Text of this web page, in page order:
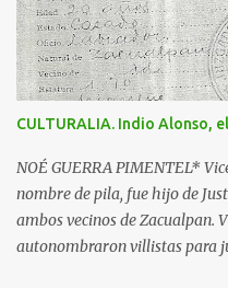
primavera del año de 1522,
españoles, al mando de
principal asentamiento
nativo y mandaron a los jefes
Colima que venían en son de
sitiados, sacrificados y
desconocedores de la
CULTURALIA. Indio Alonso,
NOÉ GUERRA PIMENTEL*
nombre de pila, fue hijo de
ambos vecinos de Zacualpan.
autonombraron villistas para